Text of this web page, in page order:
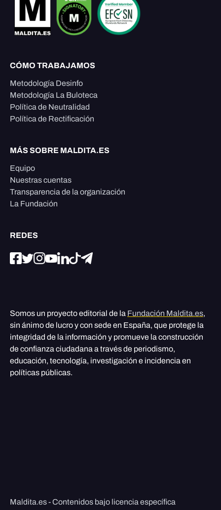
CÓMO TRABAJAMOS
Metodología Desinfo
Metodología La Buloteca
Política de Neutralidad
Política de Rectificación
MÁS SOBRE MALDITA.ES
Equipo
Nuestras cuentas
Transparencia de la organización
La Fundación
REDES
Somos un proyecto editorial de la Fundación Maldita.es,
sin ánimo de lucro y con sede en España, que protege la
integridad de la información y promueve la construcción
de confianza ciudadana a través de periodismo,
educación, tecnología, investigación e incidencia en
políticas públicas.
Maldita.es - Contenidos bajo licencia específica